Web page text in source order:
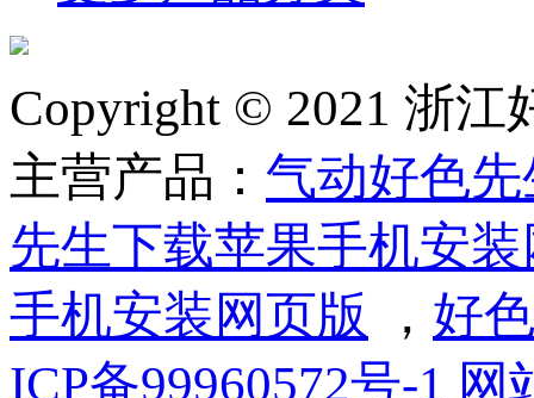
Copyright © 2021 浙
主营产品： 气动好色
先生下载苹果手机安
手机安装网页版
， 好
ICP备99960572号-1 网